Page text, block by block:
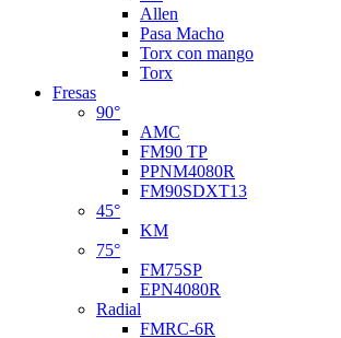
Allen
Pasa Macho
Torx con mango
Torx
Fresas
90°
AMC
FM90 TP
PPNM4080R
FM90SDXT13
45°
KM
75°
FM75SP
EPN4080R
Radial
FMRC-6R